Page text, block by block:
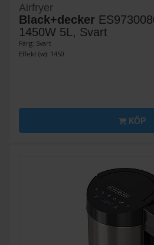
Airfryer
Black+decker
1450W 5L, Svart
Färg: Svart
Effekt (w): 1450
KÖP